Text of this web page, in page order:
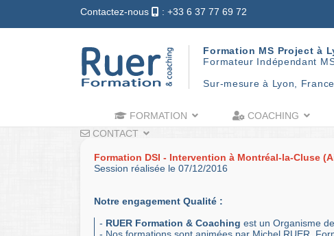
Contactez-nous : +33 6 37 77 69 72
Formation MS Project à
Formateur Indépendant
Sur-mesure à Lyon,
FORMATION COACHING
CONTACT
Formation DSI - Intervention à Montréal-la-Cluse
Session réalisée le 07/12/2016
Notre engagement Qualité :
- RUER Formation & Coaching est un Organisme
- Nos formations sont animées par Michel RUER,